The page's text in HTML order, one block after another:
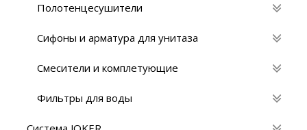
Полотенцесушители
Сифоны и арматура для унитаза
Смесители и комплетующие
Фильтры для воды